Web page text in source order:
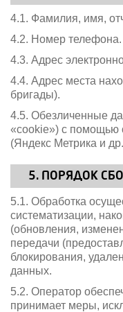
4.1. Фамилия, имя,
4.2. Номер телефона.
4.3. Адрес
4.4. Адрес места
бригады).
4.5. Обезличенные
«cookie») с помощью
(Яндекс Метрика и
5. ПОРЯДОК
5.1. Обработка
систематизации,
(обновления,
передачи
блокирования,
данных.
5.2. Оператор
принимает меры,